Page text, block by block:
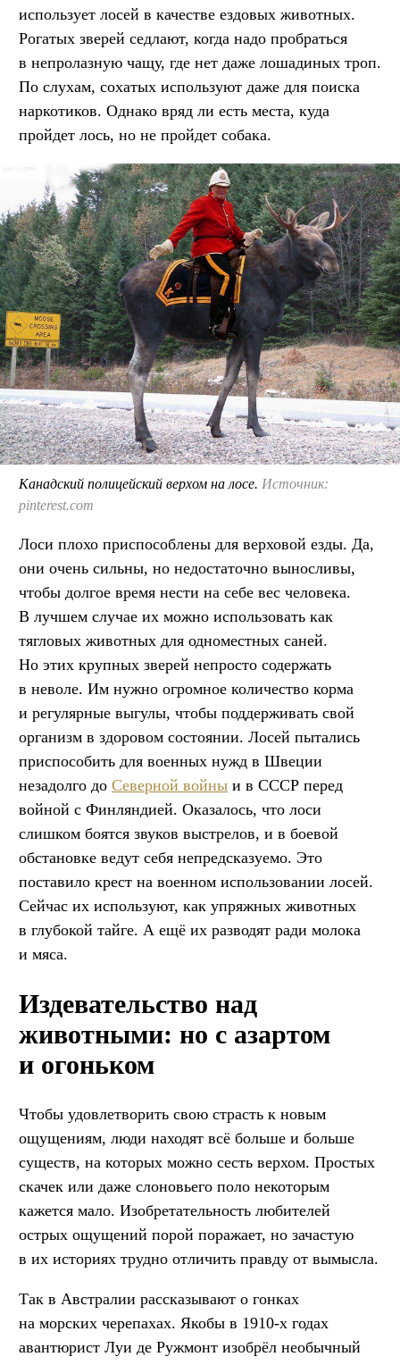
использует лосей в качестве ездовых животных.
Рогатых зверей седлают, когда надо пробраться
в непролазную чащу, где нет даже лошадиных троп.
По слухам, сохатых используют даже для поиска
наркотиков. Однако вряд ли есть места, куда
пройдет лось, но не пройдет собака.
Канадский полицейский верхом на лосе. Источник:
pinterest.com
Лоси плохо приспособлены для верховой езды. Да,
они очень сильны, но недостаточно выносливы,
чтобы долгое время нести на себе вес человека.
В лучшем случае их можно использовать как
тягловых животных для одноместных саней.
Но этих крупных зверей непросто содержать
в неволе. Им нужно огромное количество корма
и регулярные выгулы, чтобы поддерживать свой
организм в здоровом состоянии. Лосей пытались
приспособить для военных нужд в Швеции
незадолго до Северной войны и в СССР перед
войной с Финляндией. Оказалось, что лоси
слишком боятся звуков выстрелов, и в боевой
обстановке ведут себя непредсказуемо. Это
поставило крест на военном использовании лосей.
Сейчас их используют, как упряжных животных
в глубокой тайге. А ещё их разводят ради молока
и мяса.
Издевательство над
животными: но с азартом
и огоньком
Чтобы удовлетворить свою страсть к новым
ощущениям, люди находят всё больше и больше
существ, на которых можно сесть верхом. Простых
скачек или даже слоновьего поло некоторым
кажется мало. Изобретательность любителей
острых ощущений порой поражает, но зачастую
в их историях трудно отличить правду от вымысла.
Так в Австралии рассказывают о гонках
на морских черепахах. Якобы в 1910-х годах
авантюрист Луи де Ружмонт изобрёл необычный